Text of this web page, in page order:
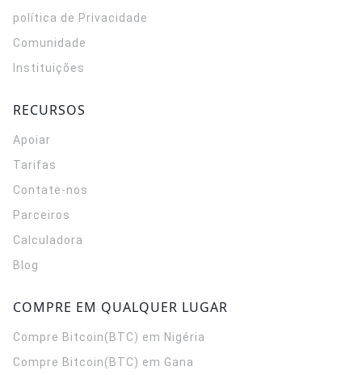
política de Privacidade
Comunidade
Instituições
RECURSOS
Apoiar
Tarifas
Contate-nos
Parceiros
Calculadora
Blog
COMPRE EM QUALQUER LUGAR
Compre Bitcoin(BTC) em Nigéria
Compre Bitcoin(BTC) em Gana